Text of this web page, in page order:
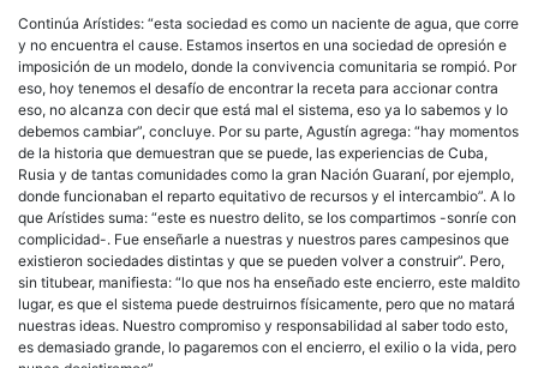
Continúa Arístides: “esta sociedad es como un naciente de agua, que corre
y no encuentra el cause. Estamos insertos en una sociedad de opresión e
imposición de un modelo, donde la convivencia comunitaria se rompió. Por
eso, hoy tenemos el desafío de encontrar la receta para accionar contra
eso, no alcanza con decir que está mal el sistema, eso ya lo sabemos y lo
debemos cambiar”, concluye. Por su parte, Agustín agrega: “hay momentos
de la historia que demuestran que se puede, las experiencias de Cuba,
Rusia y de tantas comunidades como la gran Nación Guaraní, por ejemplo,
donde funcionaban el reparto equitativo de recursos y el intercambio”. A lo
que Arístides suma: “este es nuestro delito, se los compartimos -sonríe con
complicidad-. Fue enseñarle a nuestras y nuestros pares campesinos que
existieron sociedades distintas y que se pueden volver a construir”. Pero,
sin titubear, manifiesta: “lo que nos ha enseñado este encierro, este maldito
lugar, es que el sistema puede destruirnos físicamente, pero que no matará
nuestras ideas. Nuestro compromiso y responsabilidad al saber todo esto,
es demasiado grande, lo pagaremos con el encierro, el exilio o la vida, pero